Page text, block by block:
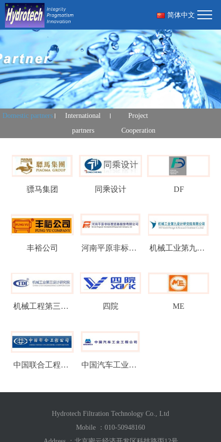
简体中文
Domestic partners
International
partners
Project
Cooperation
骠马集团 同乘设计 DF
丰裕公司 河南平原非标准装备 机械工业第九设计院
机械工程第三设计研究院 四院 ME
中国联合工程公司 中国汽车工业工程公司
Hydrotech Filtration Technology Co., Ltd
Mobile ： 010-50948160